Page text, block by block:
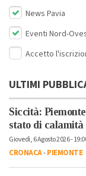
News Pavia
Eventi Nord-
Accetto
ULTIMI
Siccità:
stato di
Giovedì, 6 Agosto 2026 -
CRONACA-PIEMONTE